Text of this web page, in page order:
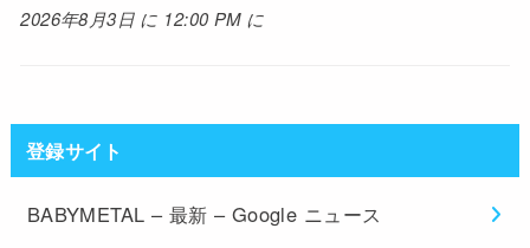
2026年8月3日 に 12:00 PM に
登録サイト
BABYMETAL – 最新 – Google ニュース